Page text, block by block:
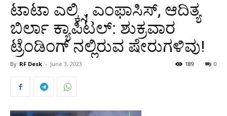
ಟಾಟಾ ಎಲ್ಕ್ಸಿ, ಎಂಫಾಸಿಸ್, ಆದಿತ್ಯ
ಬಿರ್ಲಾ ಕ್ಯಾಪಿಟಲ್: ಶುಕ್ರವಾರ
ಟ್ರೆಂಡಿಂಗ್ ‌ನಲ್ಲಿರುವ ಷೇರುಗಳಿವು!
By RF Desk - June 3, 2023 0
189